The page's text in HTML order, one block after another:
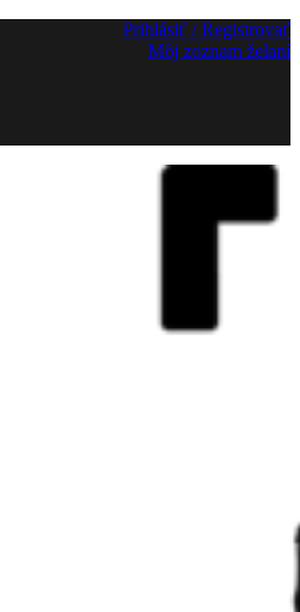
Prihlásiť / Registrovať
Môj zoznam želaní